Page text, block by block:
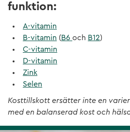
funktion:
A-vitamin
B-vitamin (B6 och B12)
C-vitamin
D-vitamin
Zink
Selen
Kosttillskott ersätter inte en
med en balanserad kost och